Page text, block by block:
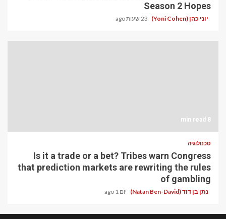
Season 2 Hopes
יוני כהן (Yoni Cohen) 23 שעות ago
8 min read
טכנולוגיה
Is it a trade or a bet? Tribes warn Congress
that prediction markets are rewriting the rules
of gambling
נתן בן דוד (Natan Ben-David) יום 1 ago